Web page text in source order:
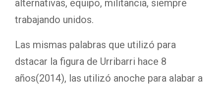
alternativas, equipo, militancia, siempre
trabajando unidos.
Las mismas palabras que utilizó para
dstacar la figura de Urribarri hace 8
años(2014), las utilizó anoche para alabar a